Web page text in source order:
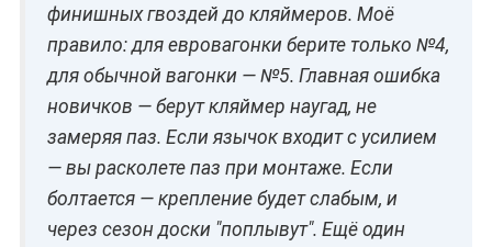
финишных гвоздей до кляймеров. Моё
правило: для евровагонки берите только №4,
для обычной вагонки — №5. Главная ошибка
новичков — берут кляймер наугад, не
замеряя паз. Если язычок входит с усилием
— вы расколете паз при монтаже. Если
болтается — крепление будет слабым, и
через сезон доски "поплывут". Ещё один